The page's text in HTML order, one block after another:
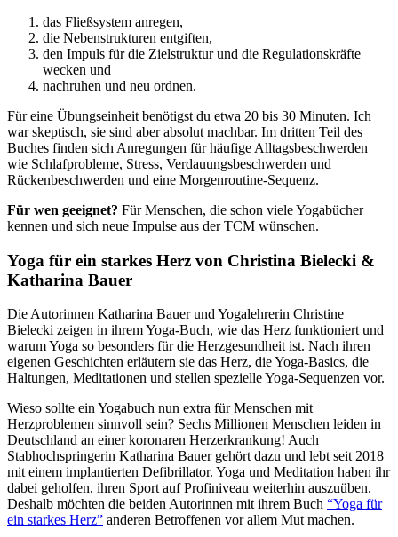
das Fließsystem anregen,
die Nebenstrukturen entgiften,
den Impuls für die Zielstruktur und die Regulationskräfte
wecken und
nachruhen und neu ordnen.
Für eine Übungseinheit benötigst du etwa 20 bis 30 Minuten. Ich
war skeptisch, sie sind aber absolut machbar. Im dritten Teil des
Buches finden sich Anregungen für häufige Alltagsbeschwerden
wie Schlafprobleme, Stress, Verdauungsbeschwerden und
Rückenbeschwerden und eine Morgenroutine-Sequenz.
Für wen geeignet? Für Menschen, die schon viele Yogabücher
kennen und sich neue Impulse aus der TCM wünschen.
Yoga für ein starkes Herz von Christina Bielecki &
Katharina Bauer
Die Autorinnen Katharina Bauer und Yogalehrerin Christine
Bielecki zeigen in ihrem Yoga-Buch, wie das Herz funktioniert und
warum Yoga so besonders für die Herzgesundheit ist. Nach ihren
eigenen Geschichten erläutern sie das Herz, die Yoga-Basics, die
Haltungen, Meditationen und stellen spezielle Yoga-Sequenzen vor.
Wieso sollte ein Yogabuch nun extra für Menschen mit
Herzproblemen sinnvoll sein? Sechs Millionen Menschen leiden in
Deutschland an einer koronaren Herzerkrankung! Auch
Stabhochspringerin Katharina Bauer gehört dazu und lebt seit 2018
mit einem implantierten Defibrillator. Yoga und Meditation haben ihr
dabei geholfen, ihren Sport auf Profiniveau weiterhin auszuüben.
Deshalb möchten die beiden Autorinnen mit ihrem Buch “Yoga für
ein starkes Herz” anderen Betroffenen vor allem Mut machen.